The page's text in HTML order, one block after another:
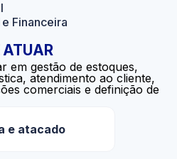
Financeira
ATUAR
em gestão de estoques,
atendimento ao cliente,
comerciais e definição de
e atacado